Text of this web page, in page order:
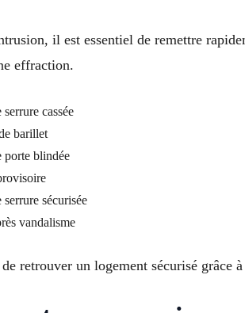
il est essentiel de remettre
effraction.
cassée
barillet
porte blindée
sécurisée
vandalisme
retrouver un logement sécurisé